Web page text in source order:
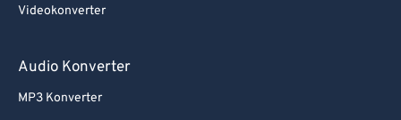
Videokonverter
Audio Konverter
MP3 Konverter